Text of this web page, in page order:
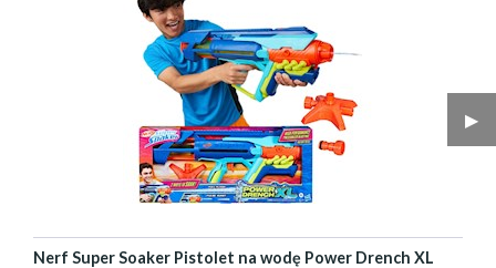
▶︎
Nerf Super Soaker Pistolet na wodę Power Drench XL